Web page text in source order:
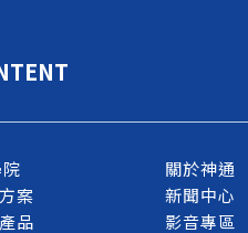
案
品
關於神通
新聞中心
影音專區